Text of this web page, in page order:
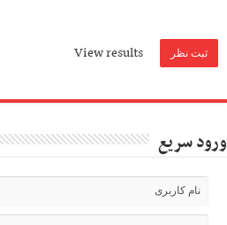
View results
ورود سریع